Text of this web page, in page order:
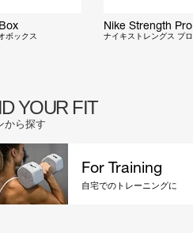
ボックス
Nike Strength Pro
ナイキストレングス プロ
YOUR FIT
から探す
For Training
自宅でのトレーニングに